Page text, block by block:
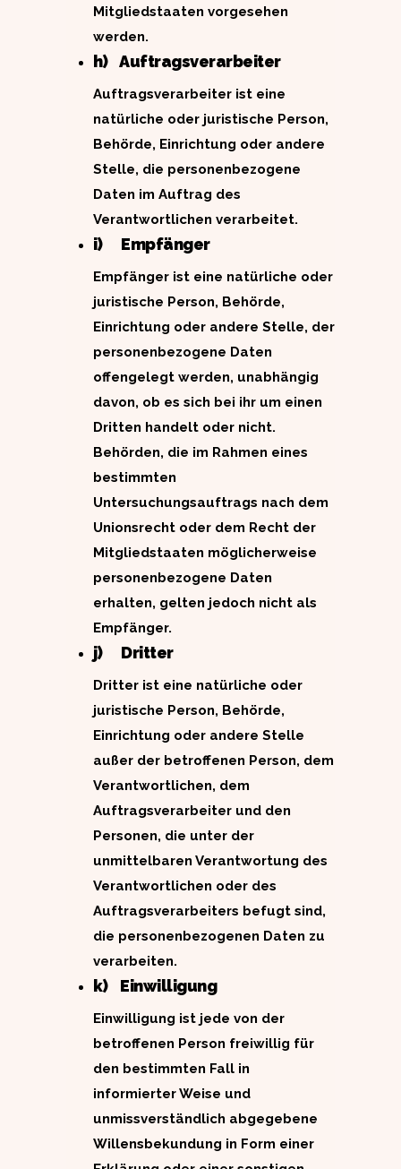
Mitgliedstaaten vorgesehen
werden.
h) Auftragsverarbeiter
Auftragsverarbeiter ist eine
natürliche oder juristische Person,
Behörde, Einrichtung oder andere
Stelle, die personenbezogene
Daten im Auftrag des
Verantwortlichen verarbeitet.
i) Empfänger
Empfänger ist eine natürliche oder
juristische Person, Behörde,
Einrichtung oder andere Stelle, der
personenbezogene Daten
offengelegt werden, unabhängig
davon, ob es sich bei ihr um einen
Dritten handelt oder nicht.
Behörden, die im Rahmen eines
bestimmten
Untersuchungsauftrags nach dem
Unionsrecht oder dem Recht der
Mitgliedstaaten möglicherweise
personenbezogene Daten
erhalten, gelten jedoch nicht als
Empfänger.
j) Dritter
Dritter ist eine natürliche oder
juristische Person, Behörde,
Einrichtung oder andere Stelle
außer der betroffenen Person, dem
Verantwortlichen, dem
Auftragsverarbeiter und den
Personen, die unter der
unmittelbaren Verantwortung des
Verantwortlichen oder des
Auftragsverarbeiters befugt sind,
die personenbezogenen Daten zu
verarbeiten.
k) Einwilligung
Einwilligung ist jede von der
betroffenen Person freiwillig für
den bestimmten Fall in
informierter Weise und
unmissverständlich abgegebene
Willensbekundung in Form einer